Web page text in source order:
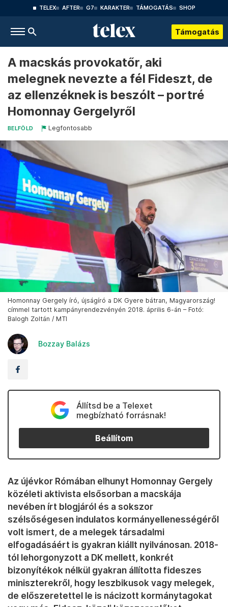
TELEX AFTER G7 KARAKTER TÁMOGATÁS SHOP
Támogatás
A macskás provokatőr, aki
melegnek nevezte a fél Fideszt, de
az ellenzéknek is beszólt – portré
Homonnay Gergelyről
BELFÖLD Legfontosabb
Homonnay Gergely író, újságíró a DK Gyere bátran, Magyarország!
címmel tartott kampányrendezvényén 2018. április 6-án – Fotó:
Balogh Zoltán / MTI
Bozzay Balázs
Állítsd be a Telexet
megbízható forrásnak!
Beállítom
Az újévkor Rómában elhunyt Homonnay Gergely
közéleti aktivista elsősorban a macskája
nevében írt blogjáról és a sokszor
szélsőségesen indulatos kormányellenességéről
volt ismert, de a melegek társadalmi
elfogadásáért is gyakran kiállt nyilvánosan. 2018-
tól lehorgonyzott a DK mellett, konkrét
bizonyítékok nélkül gyakran állította fideszes
miniszterekről, hogy leszbikusok vagy melegek,
de előszeretettel le is nácizott kormánytagokat